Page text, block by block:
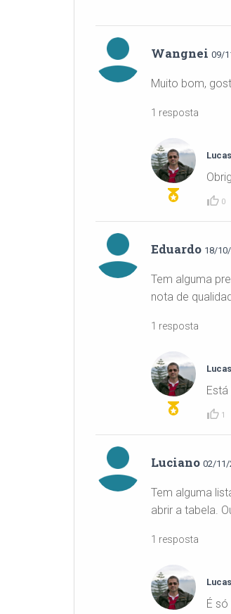
Wangnei 09/
Muito bom,
1 resposta
0
Eduardo 18/
Tem alguma
nota de
1 resposta
1
Luciano 02/11/
Tem alguma
abrir a tabela.
1 resposta
É